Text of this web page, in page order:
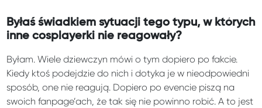
Byłaś świadkiem sytuacji tego typu, w których
inne cosplayerki nie reagowały?
Byłam. Wiele dziewczyn mówi o tym dopiero po fakcie.
Kiedy ktoś podejdzie do nich i dotyka je w nieodpowiedni
sposób, one nie reagują. Dopiero po evencie piszą na
swoich fanpage’ach, że tak się nie powinno robić. A to jest